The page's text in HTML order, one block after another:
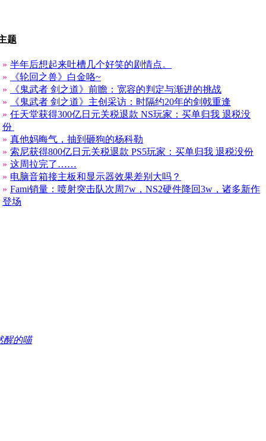
题
» 半年后想起来吐槽几个好笑的剧情点。
»
《轮回之兽》白金咯~
»
《鬼武者 剑之道》前瞻：宽容的判定与渐进的挑战
»
《鬼武者 剑之道》主创采访：时隔约20年的剑戟重逢
» 任天堂获得300亿日元关税退款 NS玩家：买单归我 退税没
份
» 真他妈晦气，抽到砸狗的杨科勒
» 索尼获得800亿日元关税退款 PS5玩家：买单归我 退税没份
» 这周拉完了……
» 电脑音箱接主板和显示器效果差别大吗？
» Fami销量：喷射突击队次周7w，NS2硬件降回3w，诸多新作
登场
醒的喵